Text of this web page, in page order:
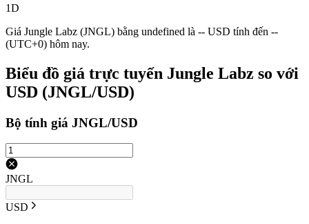
1D
Giá Jungle Labz (JNGL) bằng undefined là -- USD tính đến --
(UTC+0) hôm nay.
Biểu đồ giá trực tuyến Jungle Labz so với
USD (JNGL/USD)
Bộ tính giá JNGL/USD
JNGL
USD